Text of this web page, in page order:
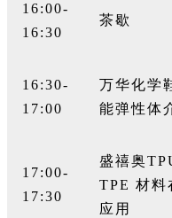
16:00-
16:30
茶歇
16:30-
17:00
万华化学
能弹性体
17:00-
17:30
盛禧奥
TPE 材料
应用